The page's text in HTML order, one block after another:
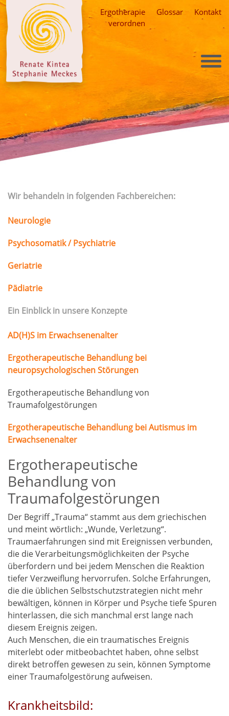
Skip
to
content
Ergotherapie
verordnen
Glossar Kontakt
Wir behandeln in folgenden Fachbereichen:
Neurologie
Psychosomatik / Psychiatrie
Geriatrie
Pädiatrie
Ein Einblick in unsere Konzepte
AD(H)S im Erwachsenenalter
Ergotherapeutische Behandlung bei
neuropsychologischen Störungen
Ergotherapeutische Behandlung von
Traumafolgestörungen
Ergotherapeutische Behandlung bei Autismus im
Erwachsenenalter
Ergotherapeutische
Behandlung von
Traumafolgestörungen
Der Begriff „Trauma“ stammt aus dem griechischen
und meint wörtlich: „Wunde, Verletzung“.
Traumaerfahrungen sind mit Ereignissen verbunden,
die die Verarbeitungsmöglichkeiten der Psyche
überfordern und bei jedem Menschen die Reaktion
tiefer Verzweiflung hervorrufen. Solche Erfahrungen,
die die üblichen Selbstschutzstrategien nicht mehr
bewältigen, können in Körper und Psyche tiefe Spuren
hinterlassen, die sich manchmal erst lange nach
diesem Ereignis zeigen.
Auch Menschen, die ein traumatisches Ereignis
miterlebt oder mitbeobachtet haben, ohne selbst
direkt betroffen gewesen zu sein, können Symptome
einer Traumafolgestörung aufweisen.
Krankheitsbild: